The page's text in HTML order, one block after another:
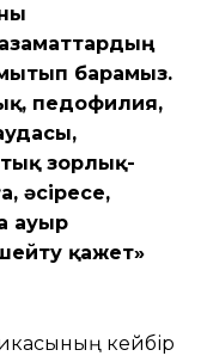
барамыз.
педофилия,
зорлық-
әсіресе,
ауыр
қажет»
кейбір